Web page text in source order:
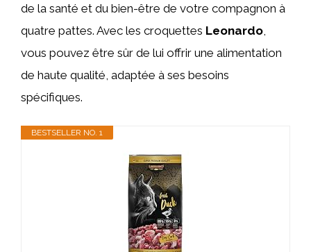
de la santé et du bien-être de votre compagnon à
quatre pattes. Avec les croquettes Leonardo
vous pouvez être sûr de lui offrir une alimentation
de haute qualité, adaptée à ses besoins
spécifiques.
BESTSELLER NO. 1